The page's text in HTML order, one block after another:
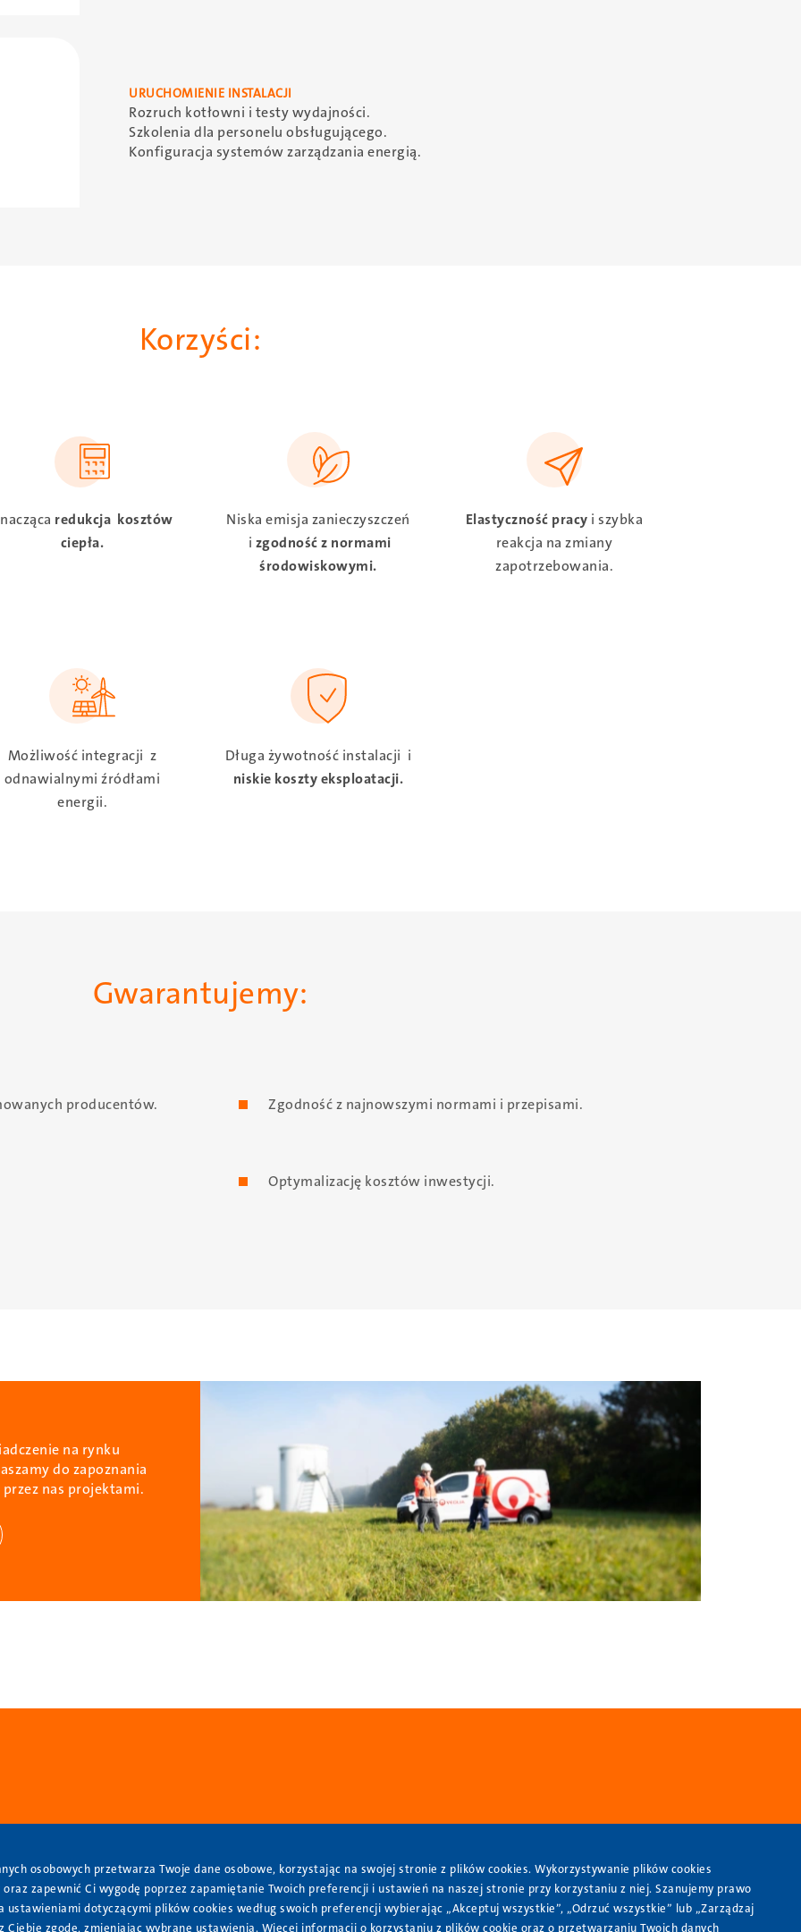
URUCHOMIENIE INSTALACJI
Rozruch kotłowni i testy wydajności.
Szkolenia dla personelu obsługującego.
Konfiguracja systemów zarządzania energią.
Korzyści:
SVG
redukcja kosztów
ciepła.
SVG
Niska emisja zanieczyszczeń
i zgodność z normami
środowiskowymi.
SVG
Elastyczność pracy i szybka
reakcja na zmiany
zapotrzebowania.
SVG
Możliwość integracji z
odnawialnymi źródłami
energii.
SVG
Długa żywotność instalacji i
niskie koszty eksploatacji.
Gwarantujemy:
producentów. Zgodność z najnowszymi normami i przepisami.
Optymalizację kosztów inwestycji.
na rynku
do zapoznania
nas projektami.
Dołącz do nas Bezpieczeństwo Cyberbezpieczeństwo Etyka i compliance
osobowych przetwarza Twoje dane osobowe, korzystając na swojej stronie z plików cookies. Wykorzystywanie plików cookies
zapewnić Ci wygodę poprzez zapamiętanie Twoich preferencji i ustawień na naszej stronie przy korzystaniu z niej. Szanujemy prawo
dotyczącymi plików cookies według swoich preferencji wybierając „Akceptuj wszystkie”, „Odrzuć wszystkie” lub „Zarządzaj
Ciebie zgodę, zmieniając wybrane ustawienia. Więcej informacji o korzystaniu z plików cookie oraz o przetwarzaniu Twoich danych